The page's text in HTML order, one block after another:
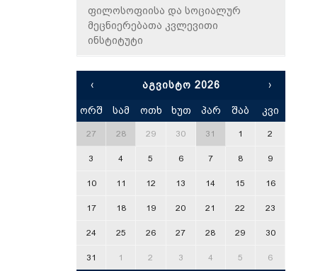
ფილოსოფიისა და სოციალურ
მეცნიერებათა კვლევითი
ინსტიტუტი
‹ ᲐᲒᲕᲘᲡᲢᲝ 2026 ›
ორშ სამ ოთხ ხუთ პარ შაბ კვი
27 28 29 30 31 1 2
3 4 5 6 7 8 9
10 11 12 13 14 15 16
17 18 19 20 21 22 23
24 25 26 27 28 29 30
31 1 2 3 4 5 6